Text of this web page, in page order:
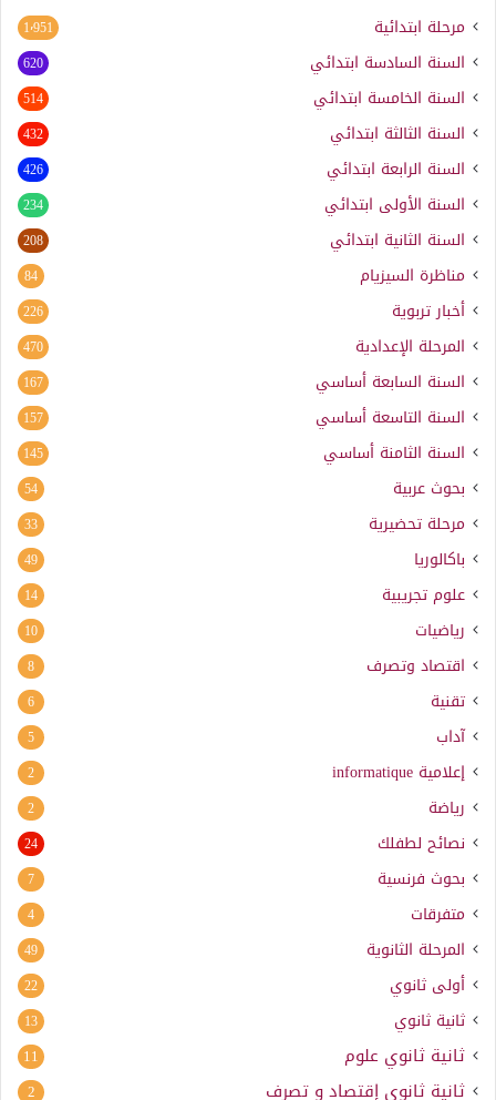
مرحلة ابتدائية 1٬951
السنة السادسة ابتدائي 620
السنة الخامسة ابتدائي 514
السنة الثالثة ابتدائي 432
السنة الرابعة ابتدائي 426
السنة الأولى ابتدائي 234
السنة الثانية ابتدائي 208
مناظرة السيزيام 84
أخبار تربوية 226
المرحلة الإعدادية 470
السنة السابعة أساسي 167
السنة التاسعة أساسي 157
السنة الثامنة أساسي 145
بحوث عربية 54
مرحلة تحضيرية 33
باكالوريا 49
علوم تجريبية 14
رياضيات 10
اقتصاد وتصرف 8
تقنية 6
آداب 5
إعلامية informatique
2
رياضة 2
نصائح لطفلك 24
بحوث فرنسية 7
متفرقات 4
المرحلة الثانوية 49
أولى ثانوي 22
ثانية ثانوي 13
ثانية ثانوي علوم 11
ثانية ثانوي إقتصاد و تصرف 2